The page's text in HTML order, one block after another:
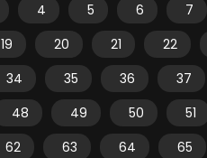
4 5 6 7
19 20 21 22
34 35 36 37
48 49 50 51
62 63 64 65